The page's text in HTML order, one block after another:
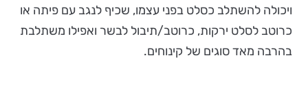
ויכולה להשתלב כסלט בפני עצמו, שכיף לנגב עם פיתה או
כרוטב לסלט ירקות, כרוטב/תיבול לבשר ואפילו משתלבת
בהרבה מאד סוגים של קינוחים.